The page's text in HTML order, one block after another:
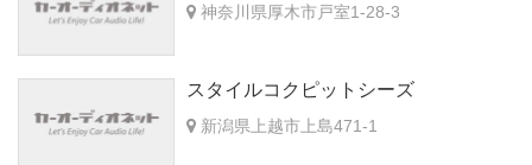
神奈川県厚木市戸室1-28-3
スタイルコクピットシーズ
新潟県上越市上島471-1